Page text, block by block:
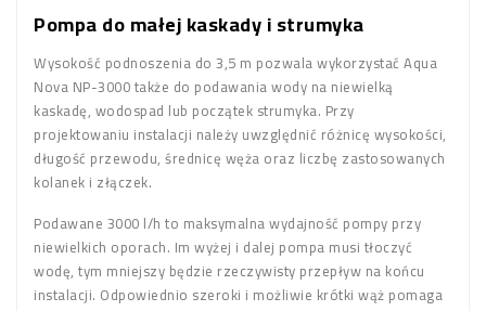
Pompa do małej kaskady i strumyka
Wysokość podnoszenia do 3,5 m pozwala wykorzystać Aqua
Nova NP-3000 także do podawania wody na niewielką
kaskadę, wodospad lub początek strumyka. Przy
projektowaniu instalacji należy uwzględnić różnicę wysokości,
długość przewodu, średnicę węża oraz liczbę zastosowanych
kolanek i złączek.
Podawane 3000 l/h to maksymalna wydajność pompy przy
niewielkich oporach. Im wyżej i dalej pompa musi tłoczyć
wodę, tym mniejszy będzie rzeczywisty przepływ na końcu
instalacji. Odpowiednio szeroki i możliwie krótki wąż pomaga